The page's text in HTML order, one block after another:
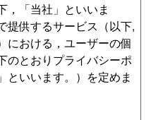
，「当社」といいま
提供するサービス（以下,
における，ユーザーの個
のとおりプライバシーポ
といいます。）を定めま